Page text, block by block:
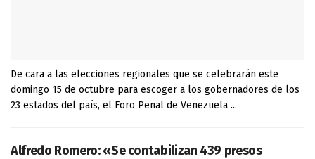
De cara a las elecciones regionales que se celebrarán este
domingo 15 de octubre para escoger a los gobernadores de los
23 estados del país, el Foro Penal de Venezuela ...
Alfredo Romero: «Se contabilizan 439 presos